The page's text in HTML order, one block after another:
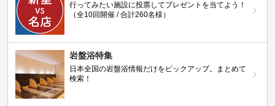
行ってみたい施設に投票してプレゼントを当てよう！
（全10回開催 / 合計260名様）
岩盤浴特集
日本全国の岩盤浴情報だけをピックアップ。まとめて
検索！